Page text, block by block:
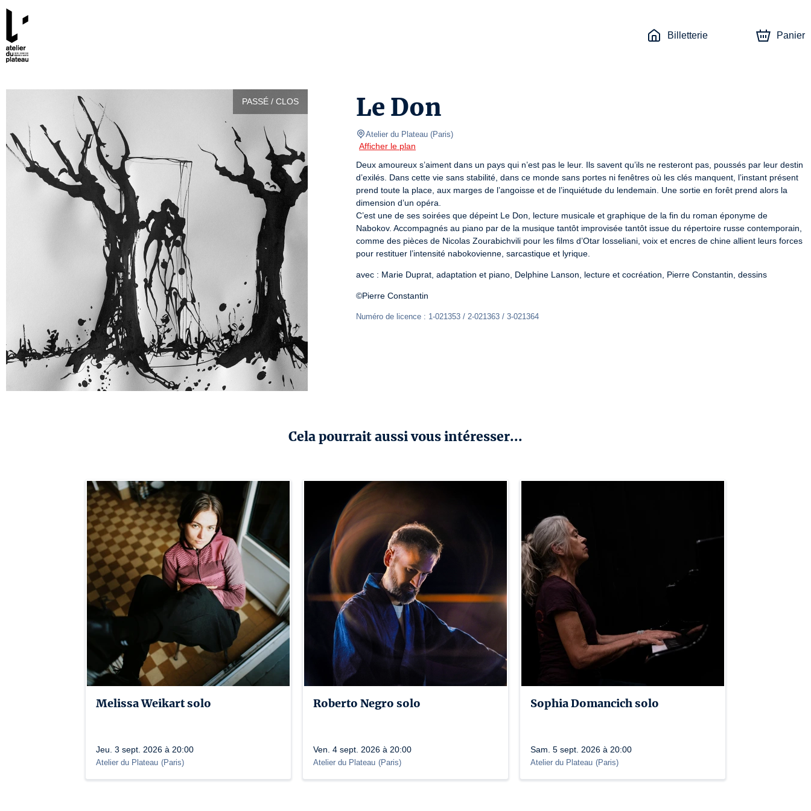
Billetterie Panier
PASSÉ / CLOS Le Don
Atelier du Plateau (Paris)
Afficher le plan
Deux amoureux s’aiment dans un pays qui n’est pas le leur. Ils savent qu’ils ne resteront pas, poussés par leur destin
d’exilés. Dans cette vie sans stabilité, dans ce monde sans portes ni fenêtres où les clés manquent, l’instant présent
prend toute la place, aux marges de l’angoisse et de l’inquiétude du lendemain. Une sortie en forêt prend alors la
dimension d’un opéra.
C’est une de ses soirées que dépeint Le Don, lecture musicale et graphique de la fin du roman éponyme de
Nabokov. Accompagnés au piano par de la musique tantôt improvisée tantôt issue du répertoire russe contemporain,
comme des pièces de Nicolas Zourabichvili pour les films d’Otar Iosseliani, voix et encres de chine allient leurs forces
pour restituer l’intensité nabokovienne, sarcastique et lyrique.
avec : Marie Duprat, adaptation et piano, Delphine Lanson, lecture et cocréation, Pierre Constantin, dessins
©Pierre Constantin
Numéro de licence : 1-021353 / 2-021363 / 3-021364
Cela pourrait aussi vous intéresser...
Melissa Weikart solo
Jeu. 3 sept. 2026 à 20:00
Atelier du Plateau (Paris)
Roberto Negro solo
Ven. 4 sept. 2026 à 20:00
Atelier du Plateau (Paris)
Sophia Domancich solo
Sam. 5 sept. 2026 à 20:00
Atelier du Plateau (Paris)